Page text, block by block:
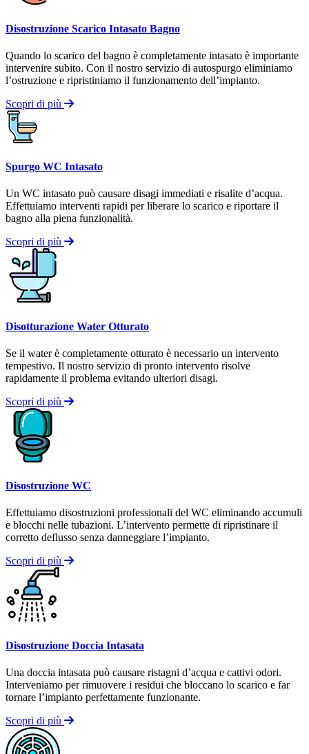
Disostruzione Scarico Intasato Bagno
Quando lo scarico del bagno è completamente intasato è importante
intervenire subito. Con il nostro servizio di autospurgo eliminiamo
l’ostruzione e ripristiniamo il funzionamento dell’impianto.
Scopri di più
Spurgo WC Intasato
Un WC intasato può causare disagi immediati e risalite d’acqua.
Effettuiamo interventi rapidi per liberare lo scarico e riportare il
bagno alla piena funzionalità.
Scopri di più
Disotturazione Water Otturato
Se il water è completamente otturato è necessario un intervento
tempestivo. Il nostro servizio di pronto intervento risolve
rapidamente il problema evitando ulteriori disagi.
Scopri di più
Disostruzione WC
Effettuiamo disostruzioni professionali del WC eliminando accumuli
e blocchi nelle tubazioni. L’intervento permette di ripristinare il
corretto deflusso senza danneggiare l’impianto.
Scopri di più
Disostruzione Doccia Intasata
Una doccia intasata può causare ristagni d’acqua e cattivi odori.
Interveniamo per rimuovere i residui che bloccano lo scarico e far
tornare l’impianto perfettamente funzionante.
Scopri di più